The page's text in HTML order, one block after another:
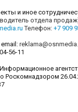
и иное
отдела
Телефон: +7 909
56-11
Роскомнадзором